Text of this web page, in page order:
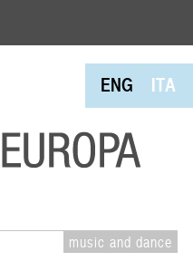
ENG ITA
music and dance